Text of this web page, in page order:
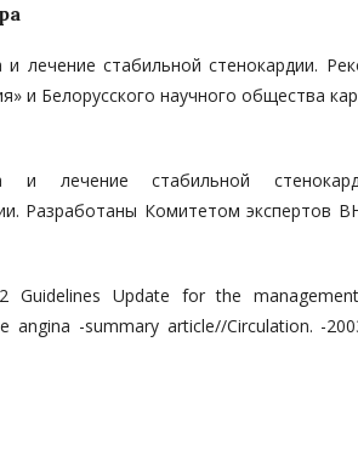
и лечение стабильной стенокардии.
и Белорусского научного общества
и лечение стабильной
Разработаны Комитетом экспертов
Guidelines Update for the
angina -summary article//Circulation. -